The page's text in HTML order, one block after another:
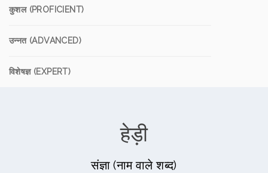
कुशल (PROFICIENT)
उन्नत (ADVANCED)
विशेषज्ञ (EXPERT)
हेड़ी
संज्ञा (नाम वाले शब्द)